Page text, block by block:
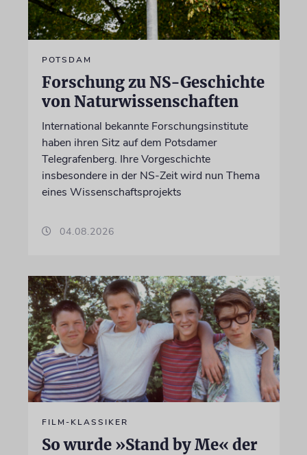
POTSDAM
Forschung zu NS-Geschichte
von Naturwissenschaften
International bekannte Forschungsinstitute
haben ihren Sitz auf dem Potsdamer
Telegrafenberg. Ihre Vorgeschichte
insbesondere in der NS-Zeit wird nun Thema
eines Wissenschaftsprojekts
04.08.2026
FILM-KLASSIKER
So wurde »Stand by Me« der